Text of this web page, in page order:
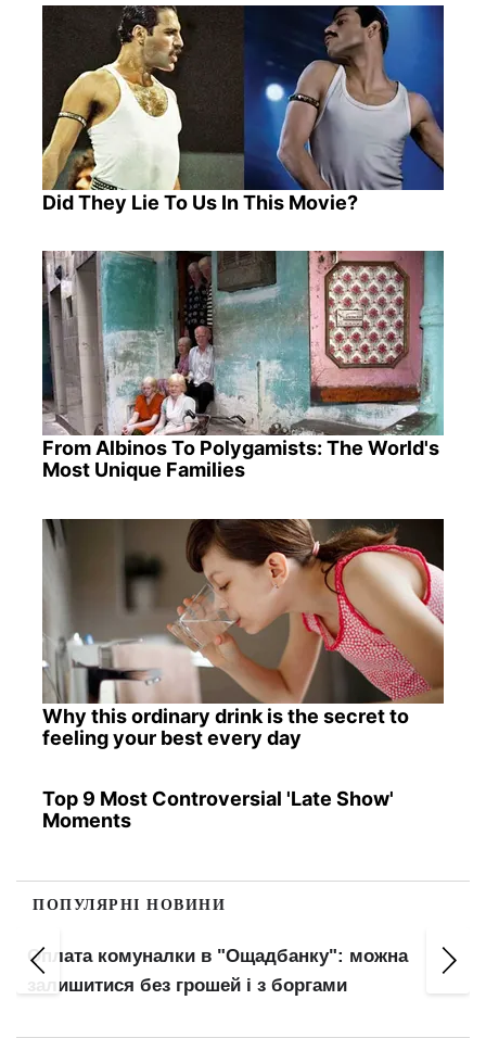
Did They Lie To Us In This Movie?
From Albinos To Polygamists: The World's
Most Unique Families
Why this ordinary drink is the secret to
feeling your best every day
Top 9 Most Controversial 'Late Show'
Moments
ПОПУЛЯРНІ НОВИНИ
Оплата комуналки в "Ощадбанку": можна
залишитися без грошей і з боргами